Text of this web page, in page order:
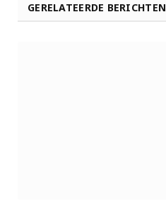
GERELATEERDE BERICHTEN